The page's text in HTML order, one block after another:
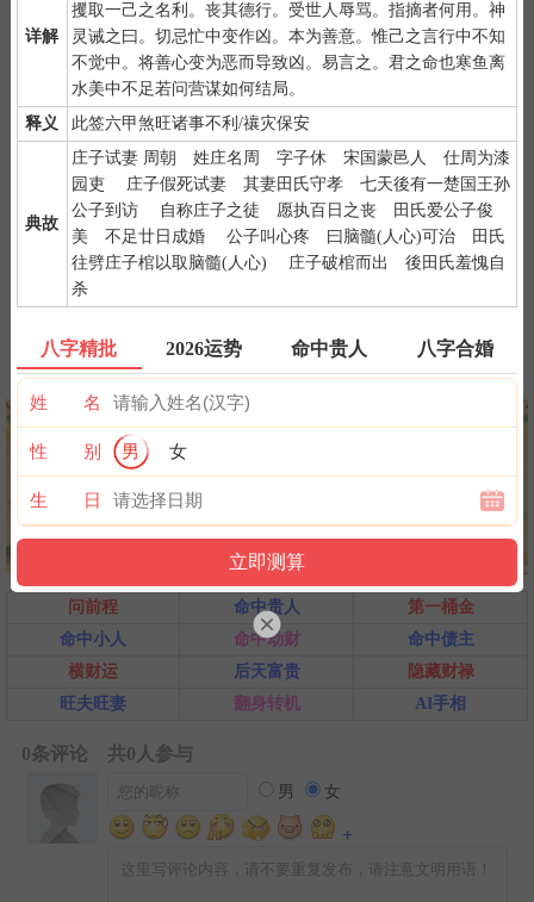
详解
攫取一己之名利。丧其德行。受世人辱骂。指摘者何用。神
灵诫之曰。切忌忙中变作凶。本为善意。惟己之言行中不知
不觉中。将善心变为恶而导致凶。易言之。君之命也寒鱼离
水美中不足若问营谋如何结局。
释义
此签六甲煞旺诸事不利/禳灾保安
典故
庄子试妻 周朝 姓庄名周 字子休 宋国蒙邑人 仕周为漆
园吏 庄子假死试妻 其妻田氏守孝 七天後有一楚国王孙
公子到访 自称庄子之徒 愿执百日之丧 田氏爱公子俊
美 不足廿日成婚 公子叫心疼 曰脑髓(人心)可治 田氏
往劈庄子棺以取脑髓(人心) 庄子破棺而出 後田氏羞愧自
杀
八字精批 2026运势 命中贵人 八字合婚
姓 名
性 别 男 女
生 日
很高。
3）抽签的时间：中午十二点左右和晚上十一点前或者后，晚上十
一点是阴阳相接之时，最适宜抽签，抽签的信息也最准确；房事后
和打雷下大雨时不要抽签，因为此时信息不稳。
紫微详批 奇门遁甲 梅花易数 六壬测事
八字终身运
问前程 命中贵人
第一桶金
命中小人
命中劫财
命中债主
横财运
后天富贵
隐藏财禄
旺夫旺妻
翻身转机 AI手相